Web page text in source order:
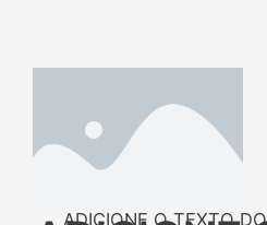
ADICIONE O TEXTO